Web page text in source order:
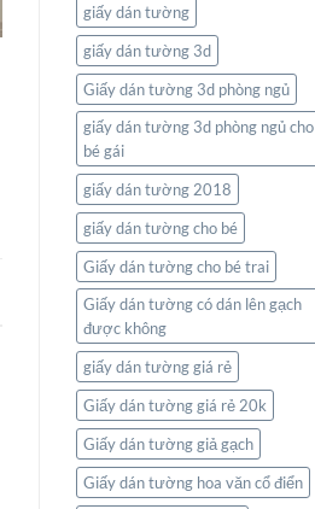
giấy dán tường
giấy dán tường 3d
Giấy dán tường 3d phòng ngủ
giấy dán tường 3d phòng ngủ cho
bé gái
giấy dán tường 2018
giấy dán tường cho bé
Giấy dán tường cho bé trai
Giấy dán tường có dán lên gạch
được không
giấy dán tường giá rẻ
Giấy dán tường giá rẻ 20k
Giấy dán tường giả gạch
Giấy dán tường hoa văn cổ điển